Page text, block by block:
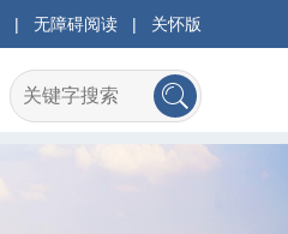
| 无障碍阅读 | 关怀版